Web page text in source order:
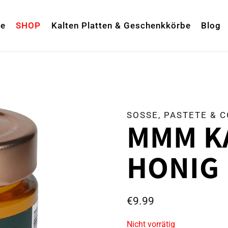
SHOP Kalten Platten & Geschenkkörbe Blog
SOSSE, PASTETE &
MMM
HONIG
€9.99
Nicht vorrätig